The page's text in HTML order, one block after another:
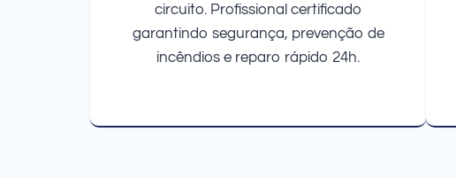
circuito. Profissional certificado
garantindo segurança, prevenção de
incêndios e reparo rápido 24h.